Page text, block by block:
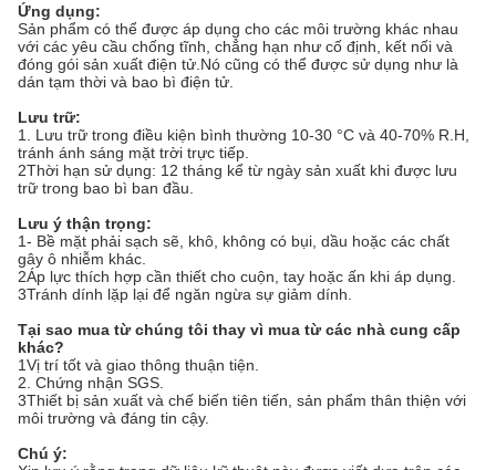
Ứng dụng:
Sản phẩm có thể được áp dụng cho các môi trường khác nhau
với các yêu cầu chống tĩnh, chẳng hạn như cố định, kết nối và
đóng gói sản xuất điện tử.Nó cũng có thể được sử dụng như là
dán tạm thời và bao bì điện tử.
Lưu trữ:
1. Lưu trữ trong điều kiện bình thường 10-30 °C và 40-70% R.H,
tránh ánh sáng mặt trời trực tiếp.
2Thời hạn sử dụng: 12 tháng kể từ ngày sản xuất khi được lưu
trữ trong bao bì ban đầu.
Lưu ý thận trọng:
1- Bề mặt phải sạch sẽ, khô, không có bụi, dầu hoặc các chất
gây ô nhiễm khác.
2Áp lực thích hợp cần thiết cho cuộn, tay hoặc ấn khi áp dụng.
3Tránh dính lặp lại để ngăn ngừa sự giảm dính.
Tại sao mua từ chúng tôi thay vì mua từ các nhà cung cấp
khác?
1Vị trí tốt và giao thông thuận tiện.
2. Chứng nhận SGS.
3Thiết bị sản xuất và chế biến tiên tiến, sản phẩm thân thiện với
môi trường và đáng tin cậy.
Chú ý: